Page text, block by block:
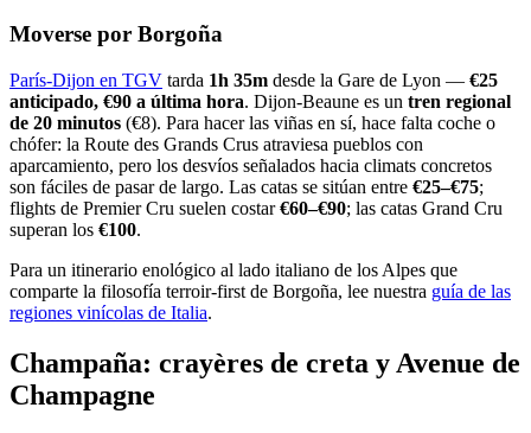
Moverse por Borgoña
París-Dijon en TGV tarda 1h 35m desde la Gare de Lyon — €25
anticipado, €90 a última hora. Dijon-Beaune es un tren regional
de 20 minutos (€8). Para hacer las viñas en sí, hace falta coche o
chófer: la Route des Grands Crus atraviesa pueblos con
aparcamiento, pero los desvíos señalados hacia climats concretos
son fáciles de pasar de largo. Las catas se sitúan entre €25–€75;
flights de Premier Cru suelen costar€60–€90; las catas Grand Cru
superan los €100.
Para un itinerario enológico al lado italiano de los Alpes que
comparte la filosofía terroir-first de Borgoña, lee nuestra guía de las
regiones vinícolas de Italia.
Champaña: crayères de creta y Avenue de
Champagne